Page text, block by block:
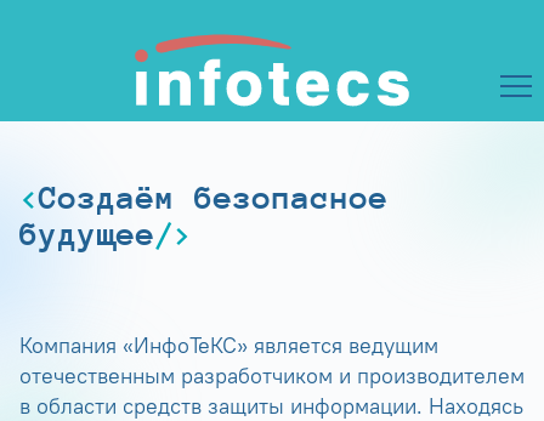
Создаём безопасное
будущее
Компания «ИнфоТеКС» является ведущим
отечественным разработчиком и производителем
в области средств защиты информации. Находясь